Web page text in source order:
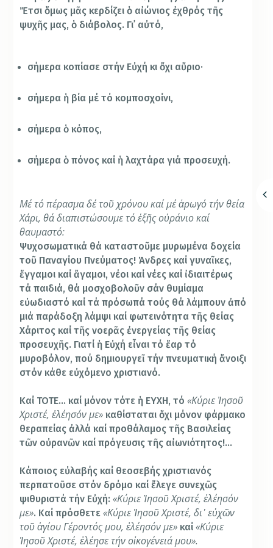
Ἔτσι ὅμως μᾶς κερδίζει ὁ αἰώνιος ἐχθρός τῆς
ψυχῆς μας, ὁ διάβολος. Γι᾿ αὐτό,
σήμερα κοπίασε στήν Εὐχή κι ὄχι αὔριο·
σήμερα ἡ βία μέ τό κομποσχοίνι,
σήμερα ὁ κόπος,
σήμερα ὁ πόνος καί ἡ λαχτάρα γιά προσευχή.
Μέ τό πέρασμα δέ τοῦ χρόνου καί μέ ἀρωγό τήν θεία
Χάρι, θά διαπιστώσουμε τό ἑξῆς οὐράνιο καί
θαυμαστό:
Ψυχοσωματικά θά καταστοῦμε μυρωμένα δοχεία
τοῦ Παναγίου Πνεύματος! Ἀνδρες καί γυναῖκες,
ἔγγαμοι καί ἄγαμοι, νέοι καί νέες καί ἰδιαιτέρως
τά παιδιά, θά μοσχοβολοῦν σάν θυμίαμα
εὐωδιαστό καί τά πρόσωπά τούς θά λάμπουν ἀπό
μιά παράδοξη λάμψι καί φωτεινότητα τῆς θείας
Χάριτος καί τῆς νοερᾶς ἐνεργείας τῆς θείας
προσευχῆς. Γιατί ἡ Εὐχή εἶναι τό ἔαρ τό
μυροβόλον, πού δημιουργεῖ τήν πνευματική ἄνοιξι
στόν κάθε εὐχόμενο χριστιανό.
Καί ΤΟΤΕ… καί μόνον τότε ἡ ΕΥΧΗ, τό«Κύριε Ἰησοῦ
Χριστέ, ἐλέησόνμε» καθίσταται ὄχι μόνον φάρμακο
θεραπείας ἀλλά καί προθάλαμος τῆς Βασιλείας
τῶν οὐρανῶν καί πρόγευσις τῆς αἰωνιότητος!…
Κάποιος εὐλαβής καί θεοσεβής χριστιανός
περπατοῦσε στόν δρόμο καί ἔλεγε συνεχῶς
ψιθυριστά τήν Εὐχή:«Κύριε Ἰησοῦ Χριστέ, ἐλέησόν
με». Καί πρόσθετε«Κύριε Ἰησοῦ Χριστέ, δι᾿ εὐχῶν
τοῦ ἁγίου Γέροντός μου, ἐλέησόν με»καί«Κύριε
Ἰησοῦ Χριστέ, ἐλέησε τήν οἰκογένειά μου».